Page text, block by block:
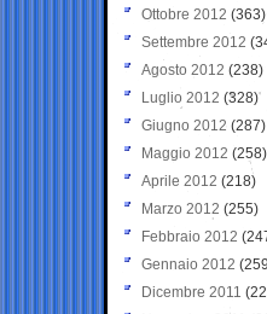
Ottobre 2012 (363)
Settembre 2012
Agosto 2012 (238)
Luglio 2012 (328)
Giugno 2012 (287)
Maggio 2012 (258)
Aprile 2012 (218)
Marzo 2012 (255)
Febbraio 2012
Gennaio 2012
Dicembre 2011